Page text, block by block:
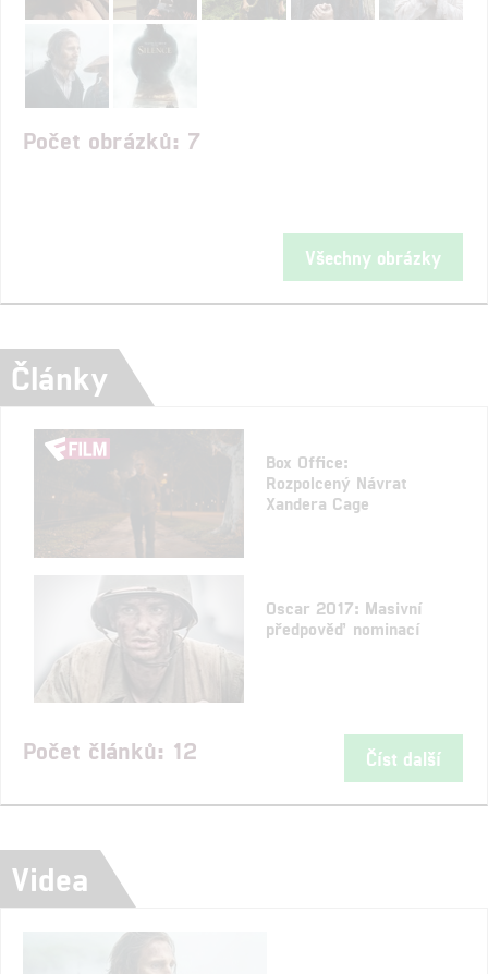
Počet obrázků: 7
Všechny obrázky
Články
Box Office:
Rozpolcený Návrat
Xandera Cage
Oscar 2017: Masivní
předpověď nominací
Počet článků: 12 Číst další
Videa